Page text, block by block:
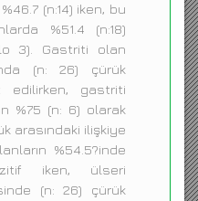
(n:14) iken, bu
%51.4 (n:18)
3). Gastriti olan
(n: 26) çürük
gastriti
%75 (n: 6) olarak
arasındaki ilişkiye
%54.5?inde
iken, ülseri
(n: 26) çürük